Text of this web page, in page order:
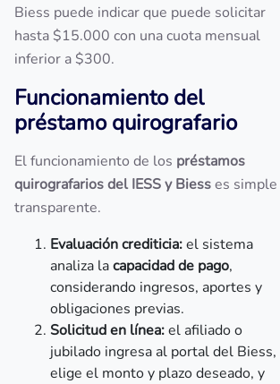
Biess puede indicar que puede solicitar
hasta $15.000 con una cuota mensual
inferior a $300.
Funcionamiento del
préstamo quirografario
El funcionamiento de los préstamos
quirografarios del IESS y Biesses simple
transparente.
Evaluación crediticia:el sistema
analiza lacapacidad de pago,
considerando ingresos, aportes y
obligaciones previas.
Solicitud en línea:el afiliado o
jubilado ingresa al portal del Biess,
elige el monto y plazo deseado, y